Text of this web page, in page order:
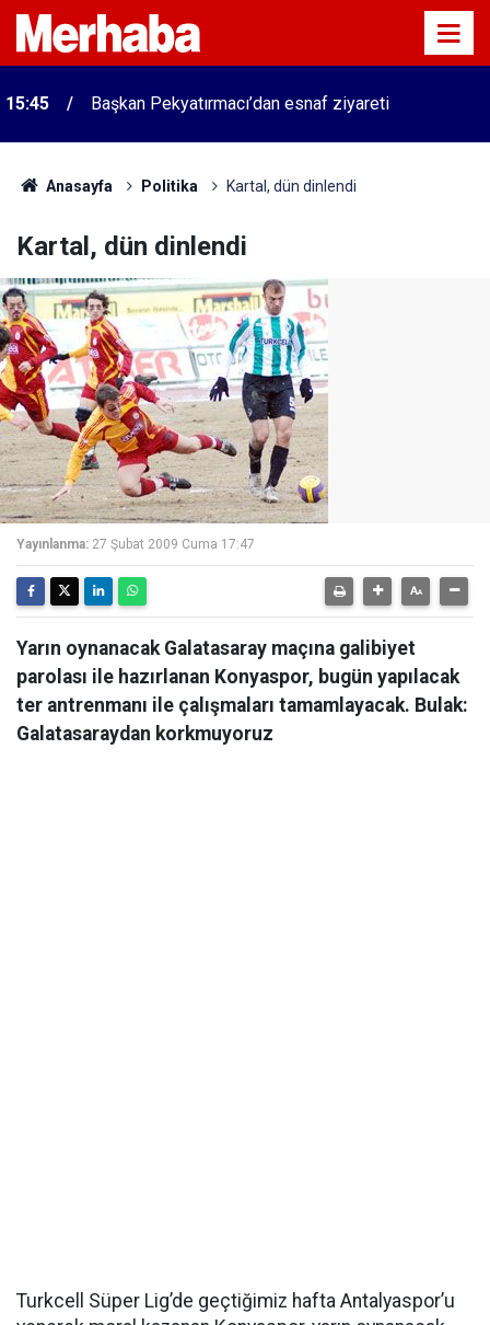
15:45 Başkan Pekyatırmacı’dan esnaf ziyareti
Anasayfa Politika Kartal, dün dinlendi
Kartal, dün dinlendi
Yayınlanma: 27 Şubat 2009 Cuma 17:47
Yarın oynanacak Galatasaray maçına galibiyet
parolası ile hazırlanan Konyaspor, bugün yapılacak
ter antrenmanı ile çalışmaları tamamlayacak. Bulak:
Galatasaraydan korkmuyoruz
Turkcell Süper Lig’de geçtiğimiz hafta Antalyaspor’u